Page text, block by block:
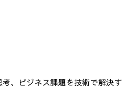
、ビジネス課題を技術で解決す